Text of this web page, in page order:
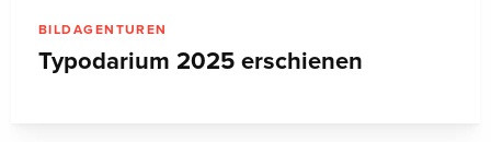
BILDAGENTUREN
Typodarium 2025 erschienen